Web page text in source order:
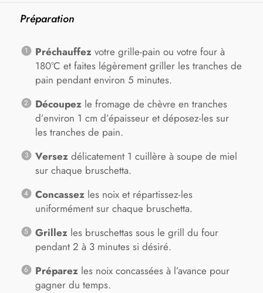
Préparation
Préchauffezvotre grille-pain ou votre four à
180°C et faites légèrement griller les tranches de
pain pendant environ 5 minutes.
Découpezle fromage de chèvre en tranches
d’environ 1 cm d’épaisseur et déposez-les sur
les tranches de pain.
Versezdélicatement 1 cuillère à soupe de miel
sur chaque bruschetta.
Concassezles noix et répartissez-les
uniformément sur chaque bruschetta.
Grillezles bruschettas sous le grill du four
pendant 2 à 3 minutes si désiré.
Préparezles noix concassées à l’avance pour
gagner du temps.